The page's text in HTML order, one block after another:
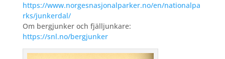
https://www.norgesnasjonalparker.no/en/nationalpa
rks/junkerdal/
Om bergjunker och fjälljunkare:
https://snl.no/bergjunker